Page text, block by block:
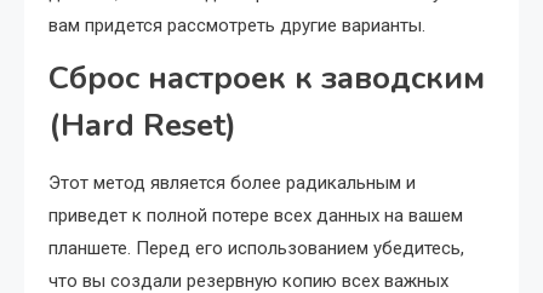
вам придется рассмотреть другие варианты.
Сброс настроек к заводским
(Hard Reset)
Этот метод является более радикальным и
приведет к полной потере всех данных на вашем
планшете. Перед его использованием убедитесь,
что вы создали резервную копию всех важных